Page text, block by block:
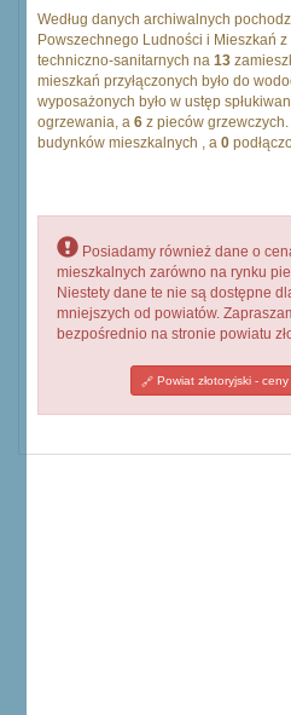
Według danych archiwalnych
Powszechnego Ludności i Mieszkań z
techniczno-sanitarnych na 13
mieszkań przyłączonych było do
wyposażonych było w ustęp
ogrzewania, a 6 z pieców
budynków mieszkalnych , a 0
Posiadamy również dane o
mieszkalnych zarówno na rynku
Niestety dane te nie są dostępne
mniejszych od powiatów.
bezpośrednio na stronie powiatu
Powiat złotoryjski -